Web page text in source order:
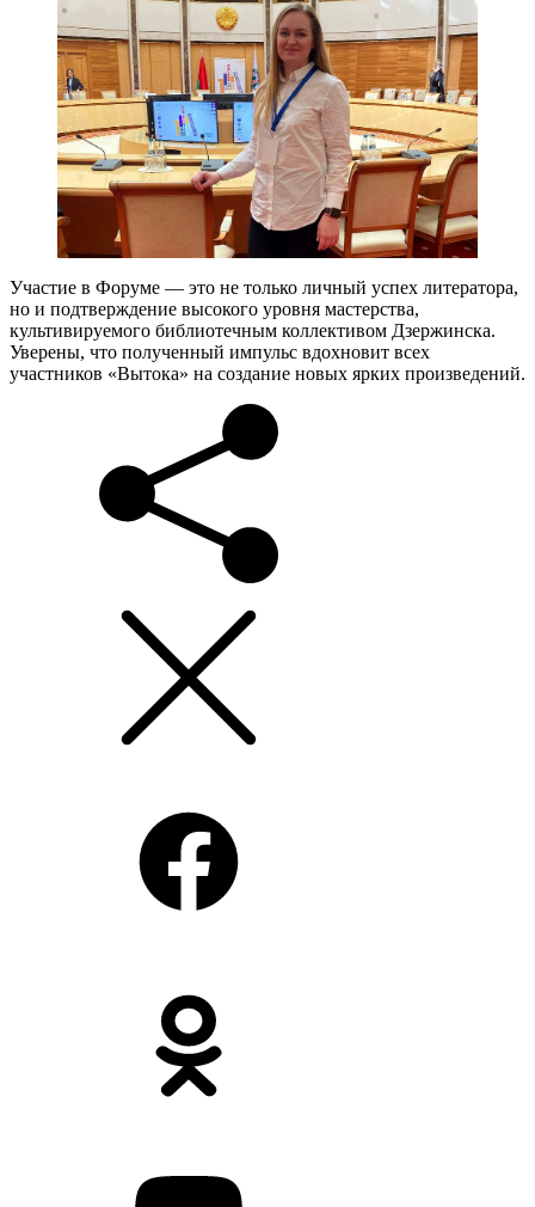
Участие в Форуме — это не только личный успех литератора,
но и подтверждение высокого уровня мастерства,
культивируемого библиотечным коллективом Дзержинска.
Уверены, что полученный импульс вдохновит всех
участников «Вытока» на создание новых ярких произведений.